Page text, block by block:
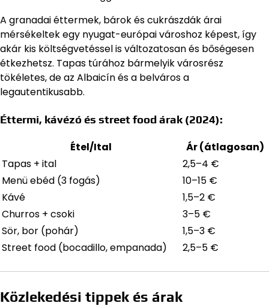
A granadai éttermek, bárok és cukrászdák árai
mérsékeltek egy nyugat-európai városhoz képest, így
akár kis költségvetéssel is változatosan és bőségesen
étkezhetsz. Tapas túrához bármelyik városrész
tökéletes, de az Albaicín és a belváros a
legautentikusabb.
Éttermi, kávézó és street food árak (2024):
Étel/Ital
Ár (átlagosan)
Tapas + ital
2,5–4 €
Menü ebéd (3 fogás)
10–15 €
Kávé
1,5–2 €
Churros + csoki
3–5 €
Sör, bor (pohár)
1,5–3 €
Street food (bocadillo, empanada)
2,5–5 €
Közlekedési tippek és árak